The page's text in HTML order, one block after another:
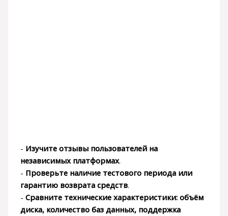
- Изучите отзывы пользователей на
независимых платформах.
- Проверьте наличие тестового периода или
гарантию возврата средств.
- Сравните технические характеристики: объём
диска, количество баз данных, поддержка